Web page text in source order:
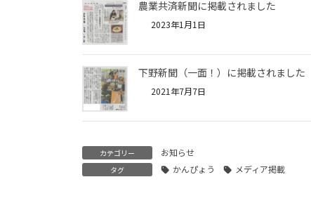
農業共済新聞に掲載されました
2023年1月1日
下野新聞（一面！）に掲載されました
2021年7月7日
カテゴリー お知らせ
タグ かんぴょう メディア掲載